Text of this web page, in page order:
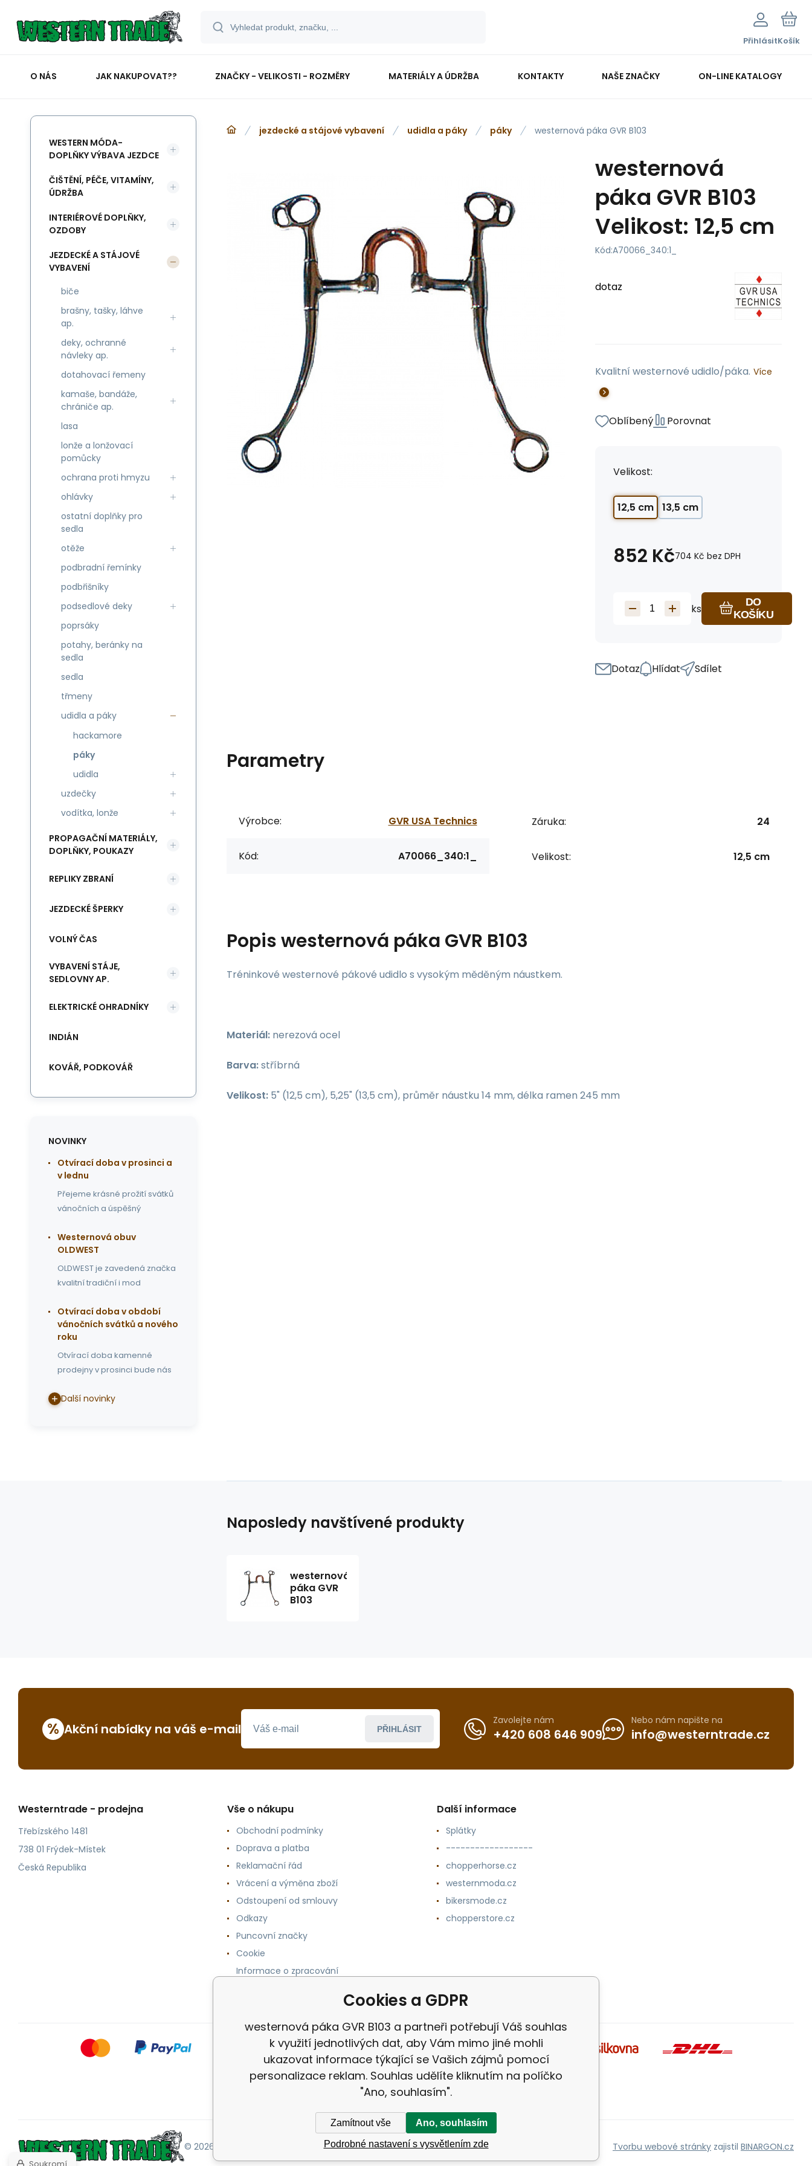
PřihlásitKošík
O NÁS JAK NAKUPOVAT?? ZNAČKY - VELIKOSTI - ROZMĚRY MATERIÁLY A ÚDRŽBA KONTAKTY NAŠE ZNAČKY ON-LINE KATALOGY
jezdecké a stájové vybavení udidla a páky páky westernová páka GVR B103
westernová
páka GVR B103
Velikost: 12,5 cm
Kód:A70066_340:1_
dotaz
Kvalitní westernové udidlo/páka. Více
Oblíbený Porovnat
Velikost:
12,5 cm 13,5 cm
852 Kč704 Kč bez DPH
ks
DO
KOŠÍKU
Dotaz Hlídat Sdílet
Parametry
Výrobce: GVR USA Technics
Kód: A70066_340:1_
Záruka: 24
Velikost: 12,5 cm
Popiswesternová páka GVR B103
Tréninkové westernové pákové udidlo s vysokým měděným náustkem.
Materiál: nerezová ocel
Barva:stříbrná
Velikost: 5" (12,5 cm), 5,25" (13,5 cm), průměr náustku 14 mm, délka ramen 245 mm
WESTERN MÓDA-
DOPLŇKY VÝBAVA JEZDCE
ČIŠTĚNÍ, PÉČE, VITAMÍNY,
ÚDRŽBA
INTERIÉROVÉ DOPLŇKY,
OZDOBY
JEZDECKÉ A STÁJOVÉ
VYBAVENÍ
biče
brašny, tašky, láhve
ap.
deky, ochranné
návleky ap.
dotahovací řemeny
kamaše, bandáže,
chrániče ap.
lasa
lonže a lonžovací
pomůcky
ochrana proti hmyzu
ohlávky
ostatní doplňky pro
sedla
otěže
podbradní řemínky
podbřišníky
podsedlové deky
poprsáky
potahy, beránky na
sedla
sedla
třmeny
udidla a páky
hackamore
páky
udidla
uzdečky
vodítka, lonže
PROPAGAČNÍ MATERIÁLY,
DOPLŇKY, POUKAZY
REPLIKY ZBRANÍ
JEZDECKÉ ŠPERKY
VOLNÝ ČAS
VYBAVENÍ STÁJE,
SEDLOVNY AP.
ELEKTRICKÉ OHRADNÍKY
INDIÁN
KOVÁŘ, PODKOVÁŘ
NOVINKY
Otvírací doba v prosinci a
v lednu
Přejeme krásné prožití svátků
vánočních a úspěšný
Westernová obuv
OLDWEST
OLDWEST je zavedená značka
kvalitní tradiční i mod
Otvírací doba v období
vánočních svátků a nového
roku
Otvírací doba kamenné
prodejny v prosinci bude nás
Další novinky
Naposledy navštívené produkty
westernová
páka GVR
B103
% Akční nabídky na váš e-mail PŘIHLÁSIT
Zavolejte nám
+420 608 646 909
Nebo nám napište na
info@westerntrade.cz
Westerntrade - prodejna
Třebízského 1481
738 01 Frýdek-Místek
Česká Republika
Vše o nákupu
Obchodní podmínky
Doprava a platba
Reklamační řád
Vrácení a výměna zboží
Odstoupení od smlouvy
Odkazy
Puncovní značky
Cookie
Informace o zpracování
Další informace
Splátky
------------------
chopperhorse.cz
westernmoda.cz
bikersmode.cz
chopperstore.cz
© 2026 | Tvorbu webové stránky zajistil BINARGON.cz
Cookies a GDPR
westernová páka GVR B103 a partneři potřebují Váš souhlas
k využití jednotlivých dat, aby Vám mimo jiné mohli
ukazovat informace týkající se Vašich zájmů pomocí
personalizace reklam. Souhlas udělíte kliknutím na políčko
"Ano, souhlasím".
Zamítnout vše Ano, souhlasím
Podrobné nastavení s vysvětlením zde